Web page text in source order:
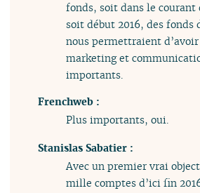
fonds, soit dans le courant
soit début 2016, des fonds
nous permettraient
marketing et
importants.
Frenchweb :
Plus importants, oui.
Stanislas Sabatier :
Avec un premier vrai
mille comptes d’ici fin